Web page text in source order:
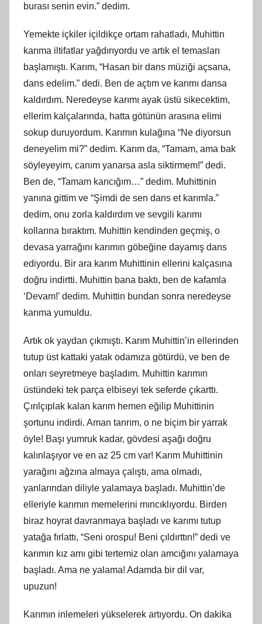
burası senin evin.” dedim.
Yemekte içkiler içildikçe ortam rahatladı, Muhittin
karıma iltifatlar yağdırıyordu ve artık el temasları
başlamıştı. Karım, “Hasan bir dans müziği açsana,
dans edelim.” dedi. Ben de açtım ve karımı dansa
kaldırdım. Neredeyse karımı ayak üstü sikecektim,
ellerim kalçalarında, hatta götünün arasına elimi
sokup duruyordum. Karımın kulağına “Ne diyorsun
deneyelim mi?” dedim. Karım da, “Tamam, ama bak
söyleyeyim, canım yanarsa asla siktirmem!” dedi.
Ben de, “Tamam karıcığım…” dedim. Muhittinin
yanına gittim ve “Şimdi de sen dans et karımla.”
dedim, onu zorla kaldırdım ve sevgili karımı
kollarına bıraktım. Muhittin kendinden geçmiş, o
devasa yarrağını karımın göbeğine dayamış dans
ediyordu. Bir ara karım Muhittinin ellerini kalçasına
doğru indirtti. Muhittin bana baktı, ben de kafamla
‘Devam!’ dedim. Muhittin bundan sonra neredeyse
karıma yumuldu.
Artık ok yaydan çıkmıştı. Karım Muhittin’in ellerinden
tutup üst kattaki yatak odamıza götürdü, ve ben de
onları seyretmeye başladım. Muhittin karımın
üstündeki tek parça elbiseyi tek seferde çıkarttı.
Çırılçıplak kalan karım hemen eğilip Muhittinin
şortunu indirdi. Aman tanrım, o ne biçim bir yarrak
öyle! Başı yumruk kadar, gövdesi aşağı doğru
kalınlaşıyor ve en az 25 cm var! Karım Muhittinin
yarağını ağzına almaya çalıştı, ama olmadı,
yanlarından diliyle yalamaya başladı. Muhittin’de
elleriyle karımın memelerini mıncıklıyordu. Birden
biraz hoyrat davranmaya başladı ve karımı tutup
yatağa fırlattı, “Seni orospu! Beni çıldırttın!” dedi ve
karımın kız amı gibi tertemiz olan amcığını yalamaya
başladı. Ama ne yalama! Adamda bir dil var,
upuzun!
Karımın inlemeleri yükselerek artıyordu. On dakika